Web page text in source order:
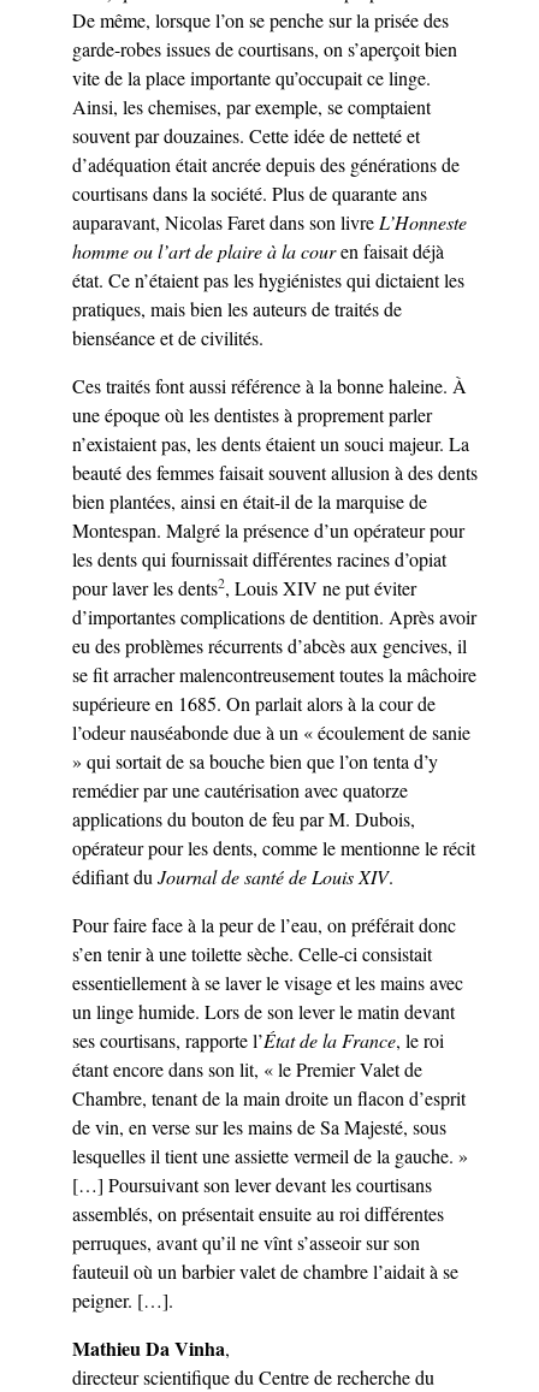
De même, lorsque l’on se penche sur la prisée des
garde-robes issues de courtisans, on s’aperçoit bien
vite de la place importante qu’occupait ce linge.
Ainsi, les chemises, par exemple, se comptaient
souvent par douzaines. Cette idée de netteté et
d’adéquation était ancrée depuis des générations de
courtisans dans la société. Plus de quarante ans
auparavant, Nicolas Faret dans son livre L’Honneste
homme ou l’art de plaire à la couren faisait déjà
état. Ce n’étaient pas les hygiénistes qui dictaient les
pratiques, mais bien les auteurs de traités de
bienséance et de civilités.
Ces traités font aussi référence à la bonne haleine. À
une époque où les dentistes à proprement parler
n’existaient pas, les dents étaient un souci majeur. La
beauté des femmes faisait souvent allusion à des dents
bien plantées, ainsi en était-il de la marquise de
Montespan. Malgré la présence d’un opérateur pour
les dents qui fournissait différentes racines d’opiat
pour laver les dents2, Louis XIV ne put éviter
d’importantes complications de dentition. Après avoir
eu des problèmes récurrents d’abcès aux gencives, il
se fit arracher malencontreusement toutes la mâchoire
supérieure en 1685. On parlait alors à la cour de
l’odeur nauséabonde due à un « écoulement de sanie
» qui sortait de sa bouche bien que l’on tenta d’y
remédier par une cautérisation avec quatorze
applications du bouton de feu par M. Dubois,
opérateur pour les dents, comme le mentionne le récit
édifiant du Journal de santé de Louis XIV.
Pour faire face à la peur de l’eau, on préférait donc
s’en tenir à une toilette sèche. Celle-ci consistait
essentiellement à se laver le visage et les mains avec
un linge humide. Lors de son lever le matin devant
ses courtisans, rapporte l’État de la France, le roi
étant encore dans son lit, « le Premier Valet de
Chambre, tenant de la main droite un flacon d’esprit
de vin, en verse sur les mains de Sa Majesté, sous
lesquelles il tient une assiette vermeil de la gauche. »
[…] Poursuivant son lever devant les courtisans
assemblés, on présentait ensuite au roi différentes
perruques, avant qu’il ne vînt s’asseoir sur son
fauteuil où un barbier valet de chambre l’aidait à se
peigner. […].
Mathieu Da Vinha,
directeur scientifique du Centre de recherche du